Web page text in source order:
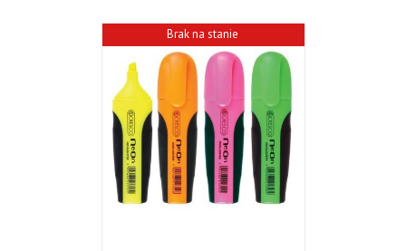
Brak na stanie